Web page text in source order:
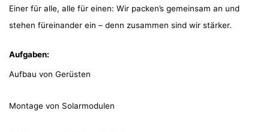
Einer für alle, alle für einen: Wir packen’s gemeinsam an und
stehen füreinander ein – denn zusammen sind wir stärker.
Aufgaben:
Aufbau von Gerüsten
Montage von Solarmodulen